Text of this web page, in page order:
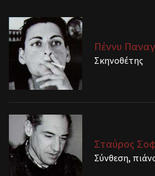
Πέννυ
Σκηνοθέτης
Σταύρος
Σύνθεση,